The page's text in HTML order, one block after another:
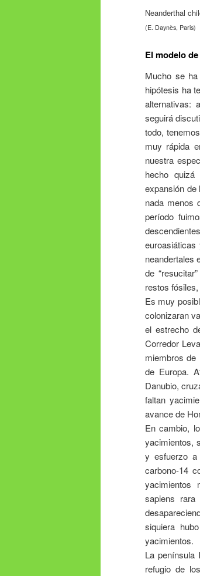
Neanderthal
(E. Daynès, Paris)
El modelo
Mucho se
hipótesis ha
alternativas:
seguirá
todo,
muy rápida
nuestra
hecho
expansión de
nada menos
período
neandertales
de
restos
Es muy
colonizaran
el estrecho
Corredor
miembros
de Europa.
Danubio,
faltan
avance de
En cambio,
yacimientos,
y esfuerzo a
carbono-14
yacimientos
sapiens
siquiera
yacimientos.
La península
refugio de